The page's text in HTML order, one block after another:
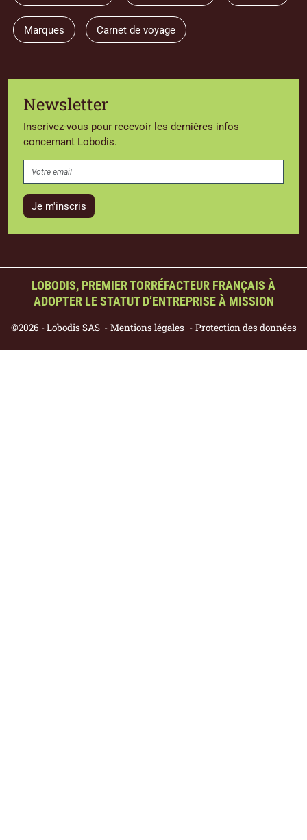
Marques Carnet de voyage
Newsletter
Inscrivez-vous pour recevoir les dernières infos
concernant Lobodis.
Je m'inscris
LOBODIS, PREMIER TORRÉFACTEUR FRANÇAIS À
ADOPTER LE STATUT D’ENTREPRISE À MISSION
©2026 - Lobodis SAS Mentions légales Protection des données